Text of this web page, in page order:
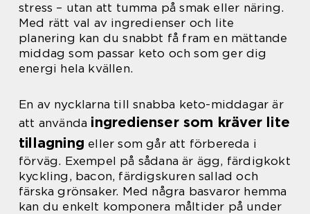
stress – utan att tumma på smak eller näring.
Med rätt val av ingredienser och lite
planering kan du snabbt få fram en mättande
middag som passar keto och som ger dig
energi hela kvällen.
En av nycklarna till snabba keto-middagar är
att använda ingredienser som kräver lite
tillagning eller som går att förbereda i
förväg. Exempel på sådana är ägg, färdigkokt
kyckling, bacon, färdigskuren sallad och
färska grönsaker. Med några basvaror hemma
kan du enkelt komponera måltider på under